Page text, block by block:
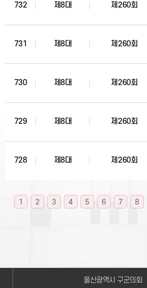
732 제8대 제260회
731 제8대 제260회
730 제8대 제260회
729 제8대 제260회
728 제8대 제260회
1 2 3 4 5 6 7 8
울산광역시 구군의회